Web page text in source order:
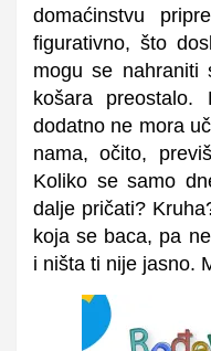
domaćinstvu
figurativno, što
mogu se
košara
dodatno ne mora
nama, očito,
Koliko se samo
dalje pričati?
koja se baca, pa
i ništa ti nije jasno.